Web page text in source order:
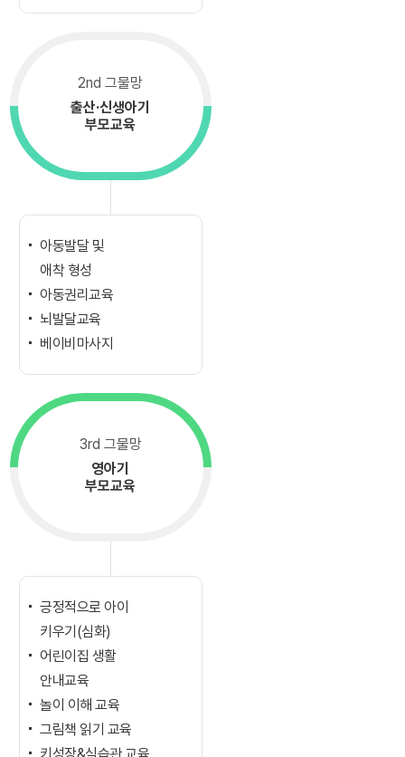
2nd 그물망
출산·신생아기
부모교육
아동발달 및
애착 형성
아동권리교육
뇌발달교육
베이비마사지
3rd 그물망
영아기
부모교육
긍정적으로 아이
키우기(심화)
어린이집 생활
안내교육
놀이 이해 교육
그림책 읽기 교육